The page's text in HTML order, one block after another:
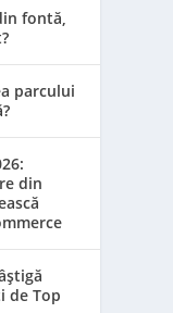
fontă,
parcului
din
de Top